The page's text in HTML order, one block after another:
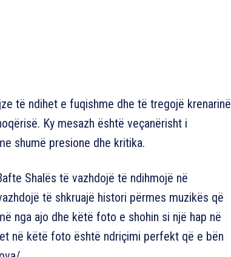
të ndihet e fuqishme dhe të tregojë krenarinë
Ky mesazh është veçanërisht i
shumë presione dhe kritika.
Shalës të vazhdojë të ndihmojë në
të shkruajë histori përmes muzikës që
nga ajo dhe këtë foto e shohin si një hap në
në këtë foto është ndriçimi perfekt që e bën